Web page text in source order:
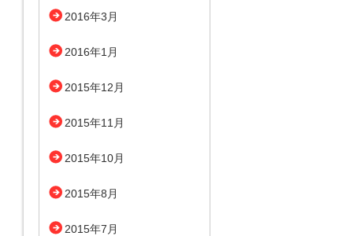
2016年3月
2016年1月
2015年12月
2015年11月
2015年10月
2015年8月
2015年7月